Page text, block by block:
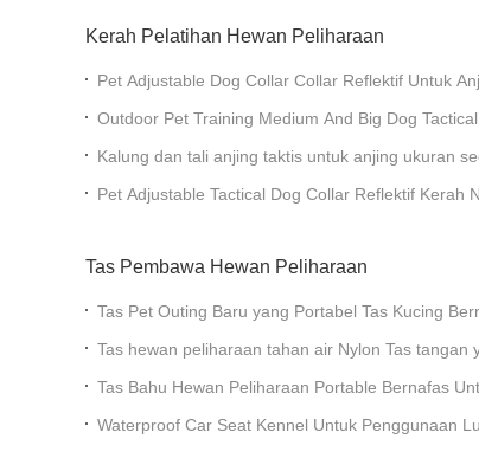
Kerah Pelatihan Hewan Peliharaan
Pet Adjustable Dog Collar Collar Reflektif Untuk
Outdoor Pet Training Medium And Big Dog
Kalung dan tali anjing taktis untuk anjing ukuran
Pet Adjustable Tactical Dog Collar Reflektif Kerah
Tas Pembawa Hewan Peliharaan
Tas Pet Outing Baru yang Portabel Tas Kucing
Tas hewan peliharaan tahan air Nylon Tas tangan
Tas Bahu Hewan Peliharaan Portable Bernafas
Waterproof Car Seat Kennel Untuk Penggunaan